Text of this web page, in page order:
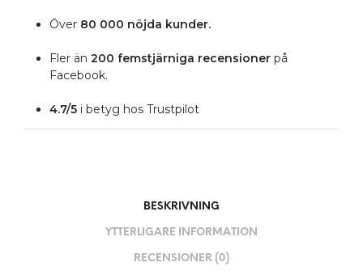
Över 80 000 nöjda kunder.
Fler än 200 femstjärniga recensionerpå
Facebook.
4.7/5i betyg hos Trustpilot
BESKRIVNING
YTTERLIGARE INFORMATION
RECENSIONER (0)